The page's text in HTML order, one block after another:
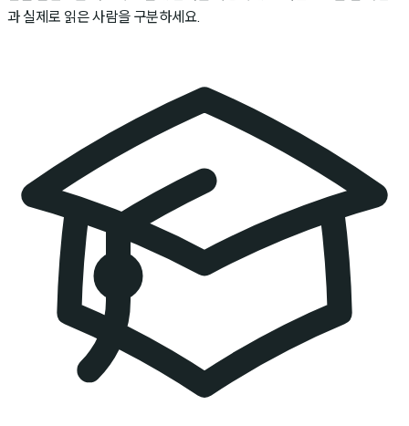
과 실제로 읽은 사람을 구분하세요.